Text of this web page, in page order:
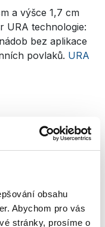
obsahu
Abychom pro vás
stránky, prosíme o
a výšce 1,7 cm
URA technologie:
bez aplikace
povlaků. URA
odkládání
pro servírování.
nebo ploché